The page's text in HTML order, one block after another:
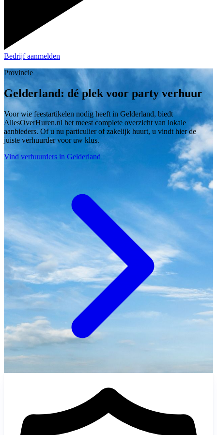
Bedrijf aanmelden
Provincie
Gelderland: dé plek voor party verhuur
Voor wie feestartikelen nodig heeft in Gelderland, biedt
AllesOverHuren.nl het meest complete overzicht van lokale
aanbieders. Of u nu particulier of zakelijk huurt, u vindt hier de
juiste verhuurder voor uw klus.
Vind verhuurders in Gelderland